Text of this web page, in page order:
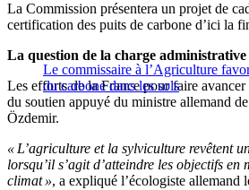
La Commission présentera un projet de
certification des puits de carbone d’ici la
Le commissaire à l’Agriculture
du carbone dans les sols
La question de la charge administrative
Les efforts de la France pour faire
du soutien appuyé du ministre allemand
Özdemir.
« L’agriculture et la sylviculture revêtent
lorsqu’il s’agit d’atteindre les objectifs en
climat », a expliqué l’écologiste allemand